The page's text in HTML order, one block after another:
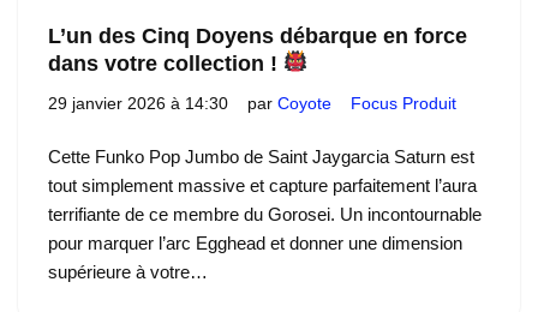
L’un des Cinq Doyens débarque en force
dans votre collection !
29 janvier 2026 à 14:30 par Coyote Focus Produit
Cette Funko Pop Jumbo de Saint Jaygarcia Saturn est
tout simplement massive et capture parfaitement l’aura
terrifiante de ce membre du Gorosei. Un incontournable
pour marquer l’arc Egghead et donner une dimension
supérieure à votre…